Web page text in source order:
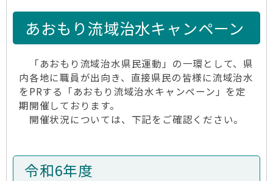
あおもり流域治水キャンペーン
「あおもり流域治水県民運動」の一環として、県
内各地に職員が出向き、直接県民の皆様に流域治水
をPRする「あおもり流域治水キャンペーン」を定
期開催しております。
開催状況については、下記をご確認ください。
令和6年度